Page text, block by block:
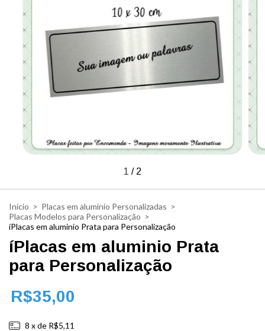
1 / 2
Início > Placas em alumínio Personalizadas >
Placas Modelos para Personalização >
íPlacas em aluminio Prata para Personalização
íPlacas em aluminio Prata
para Personalização
R$35,00
8 x de R$5,11